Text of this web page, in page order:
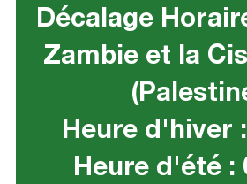
Décalage
Zambie et la
Heure d'hiver
Heure d'été :